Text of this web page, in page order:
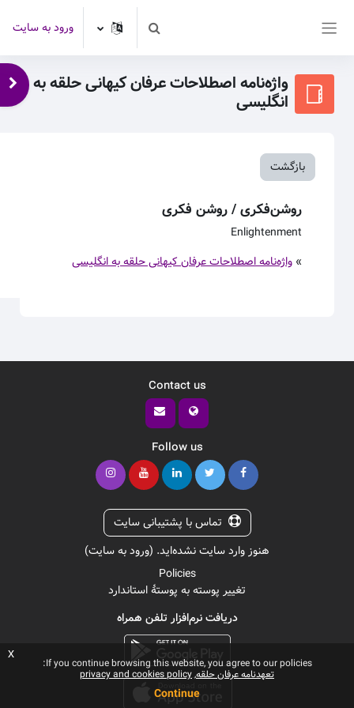
Toggle search inputورود به سایت
واژه‌نامه اصطلاحات عرفان کیهانی حلقه به
انگلیسی
بازگشت
روشن‌فکری / روشن فکری
Enlightenment
» واژه‌نامه اصطلاحات عرفان کیهانی حلقه به انگلیسی
Contact us
Follow us
تماس با پشتیبانی سایت
هنوز وارد سایت نشده‌اید. (ورود به سایت)
Policies
تغییر پوسته به پوستهٔ استاندارد
دریافت نرم‌افزار تلفن همراه
If you continue browsing this website, you agree to our policies:
تعهدنامه عرفان حلقه privacy and cookies policy
Continue
x